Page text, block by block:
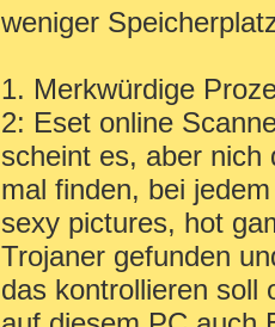
weniger
1. Merkwürdige
2: Eset online
scheint es, aber nich
mal finden, bei
sexy pictures, hot
Trojaner gefunden
das kontrollieren soll